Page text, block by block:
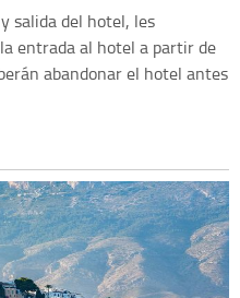
salida del hotel, les
entrada al hotel a partir de
abandonar el hotel antes